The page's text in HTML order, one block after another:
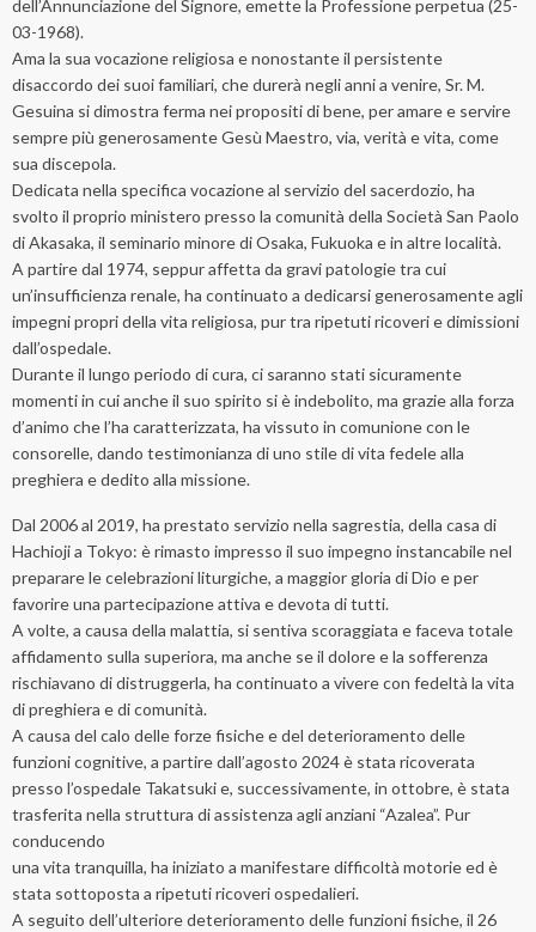
dell’Annunciazione del Signore, emette la Professione perpetua (25-
03-1968).
Ama la sua vocazione religiosa e nonostante il persistente
disaccordo dei suoi familiari, che durerà negli anni a venire, Sr. M.
Gesuina si dimostra ferma nei propositi di bene, per amare e servire
sempre più generosamente Gesù Maestro, via, verità e vita, come
sua discepola.
Dedicata nella specifica vocazione al servizio del sacerdozio, ha
svolto il proprio ministero presso la comunità della Società San Paolo
di Akasaka, il seminario minore di Osaka, Fukuoka e in altre località.
A partire dal 1974, seppur affetta da gravi patologie tra cui
un’insufficienza renale, ha continuato a dedicarsi generosamente agli
impegni propri della vita religiosa, pur tra ripetuti ricoveri e dimissioni
dall’ospedale.
Durante il lungo periodo di cura, ci saranno stati sicuramente
momenti in cui anche il suo spirito si è indebolito, ma grazie alla forza
d’animo che l’ha caratterizzata, ha vissuto in comunione con le
consorelle, dando testimonianza di uno stile di vita fedele alla
preghiera e dedito alla missione.
Dal 2006 al 2019, ha prestato servizio nella sagrestia, della casa di
Hachioji a Tokyo: è rimasto impresso il suo impegno instancabile nel
preparare le celebrazioni liturgiche, a maggior gloria di Dio e per
favorire una partecipazione attiva e devota di tutti.
A volte, a causa della malattia, si sentiva scoraggiata e faceva totale
affidamento sulla superiora, ma anche se il dolore e la sofferenza
rischiavano di distruggerla, ha continuato a vivere con fedeltà la vita
di preghiera e di comunità.
A causa del calo delle forze fisiche e del deterioramento delle
funzioni cognitive, a partire dall’agosto 2024 è stata ricoverata
presso l’ospedale Takatsuki e, successivamente, in ottobre, è stata
trasferita nella struttura di assistenza agli anziani “Azalea”. Pur
conducendo
una vita tranquilla, ha iniziato a manifestare difficoltà motorie ed è
stata sottoposta a ripetuti ricoveri ospedalieri.
A seguito dell’ulteriore deterioramento delle funzioni fisiche, il 26